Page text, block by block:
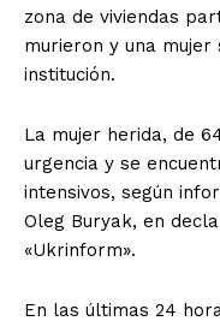
zona de viviendas
murieron y una mujer
institución.
La mujer herida, de
urgencia y se
intensivos, según
Oleg Buryak, en
«Ukrinform».
En las últimas 24